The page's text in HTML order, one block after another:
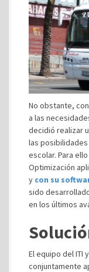
No obstante,
a las
decidió realizar
las
escolar. Para
Optimización
y con su
sido
en los últimos
El equipo del ITI
conjuntamente